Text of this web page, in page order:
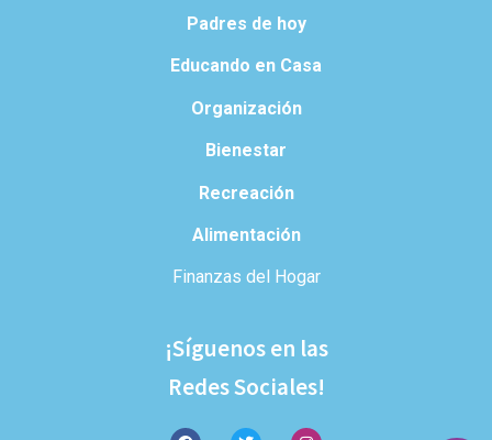
Padres de hoy
Educando en Casa
Organización
Bienestar
Recreación
Alimentación
Finanzas del Hogar
¡Síguenos en las
Redes Sociales!